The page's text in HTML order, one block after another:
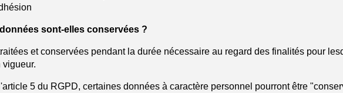
sont-elles conservées ?
et conservées pendant la durée nécessaire au regard des finalités pour
vigueur.
5 du RGPD, certaines données à caractère personnel pourront être